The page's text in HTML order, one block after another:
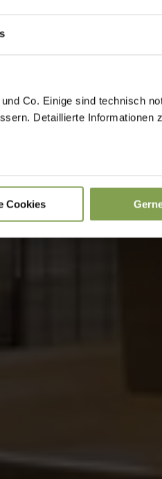
Co. Einige sind technisch
Detaillierte Informationen
Cookies